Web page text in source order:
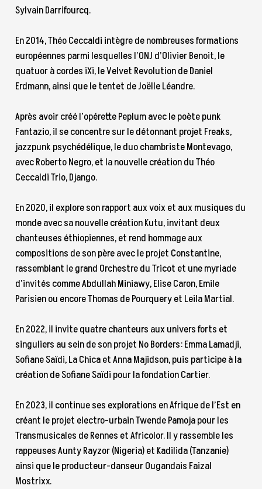
Sylvain Darrifourcq.
En 2014, Théo Ceccaldi intègre de nombreuses formations
européennes parmi lesquelles l’ONJ d’Olivier Benoit, le
quatuor à cordes iXi, le Velvet Revolution de Daniel
Erdmann, ainsi que le tentet de Joëlle Léandre.
Après avoir créé l’opérette Peplum avec le poète punk
Fantazio, il se concentre sur le détonnant projet Freaks,
jazzpunk psychédélique, le duo chambriste Montevago,
avec Roberto Negro, et la nouvelle création du Théo
Ceccaldi Trio, Django.
En 2020, il explore son rapport aux voix et aux musiques du
monde avec sa nouvelle création Kutu, invitant deux
chanteuses éthiopiennes, et rend hommage aux
compositions de son père avec le projet Constantine,
rassemblant le grand Orchestre du Tricot et une myriade
d’invités comme Abdullah Miniawy, Elise Caron, Emile
Parisien ou encore Thomas de Pourquery et Leila Martial.
En 2022, il invite quatre chanteurs aux univers forts et
singuliers au sein de son projet No Borders: Emma Lamadji,
Sofiane Saïdi, La Chica et Anna Majidson, puis participe à la
création de Sofiane Saïdi pour la fondation Cartier.
En 2023, il continue ses explorations en Afrique de l’Est en
créant le projet electro-urbain Twende Pamoja pour les
Transmusicales de Rennes et Africolor. Il y rassemble les
rappeuses Aunty Rayzor (Nigeria) et Kadilida (Tanzanie)
ainsi que le producteur-danseur Ougandais Faizal
Mostrixx.